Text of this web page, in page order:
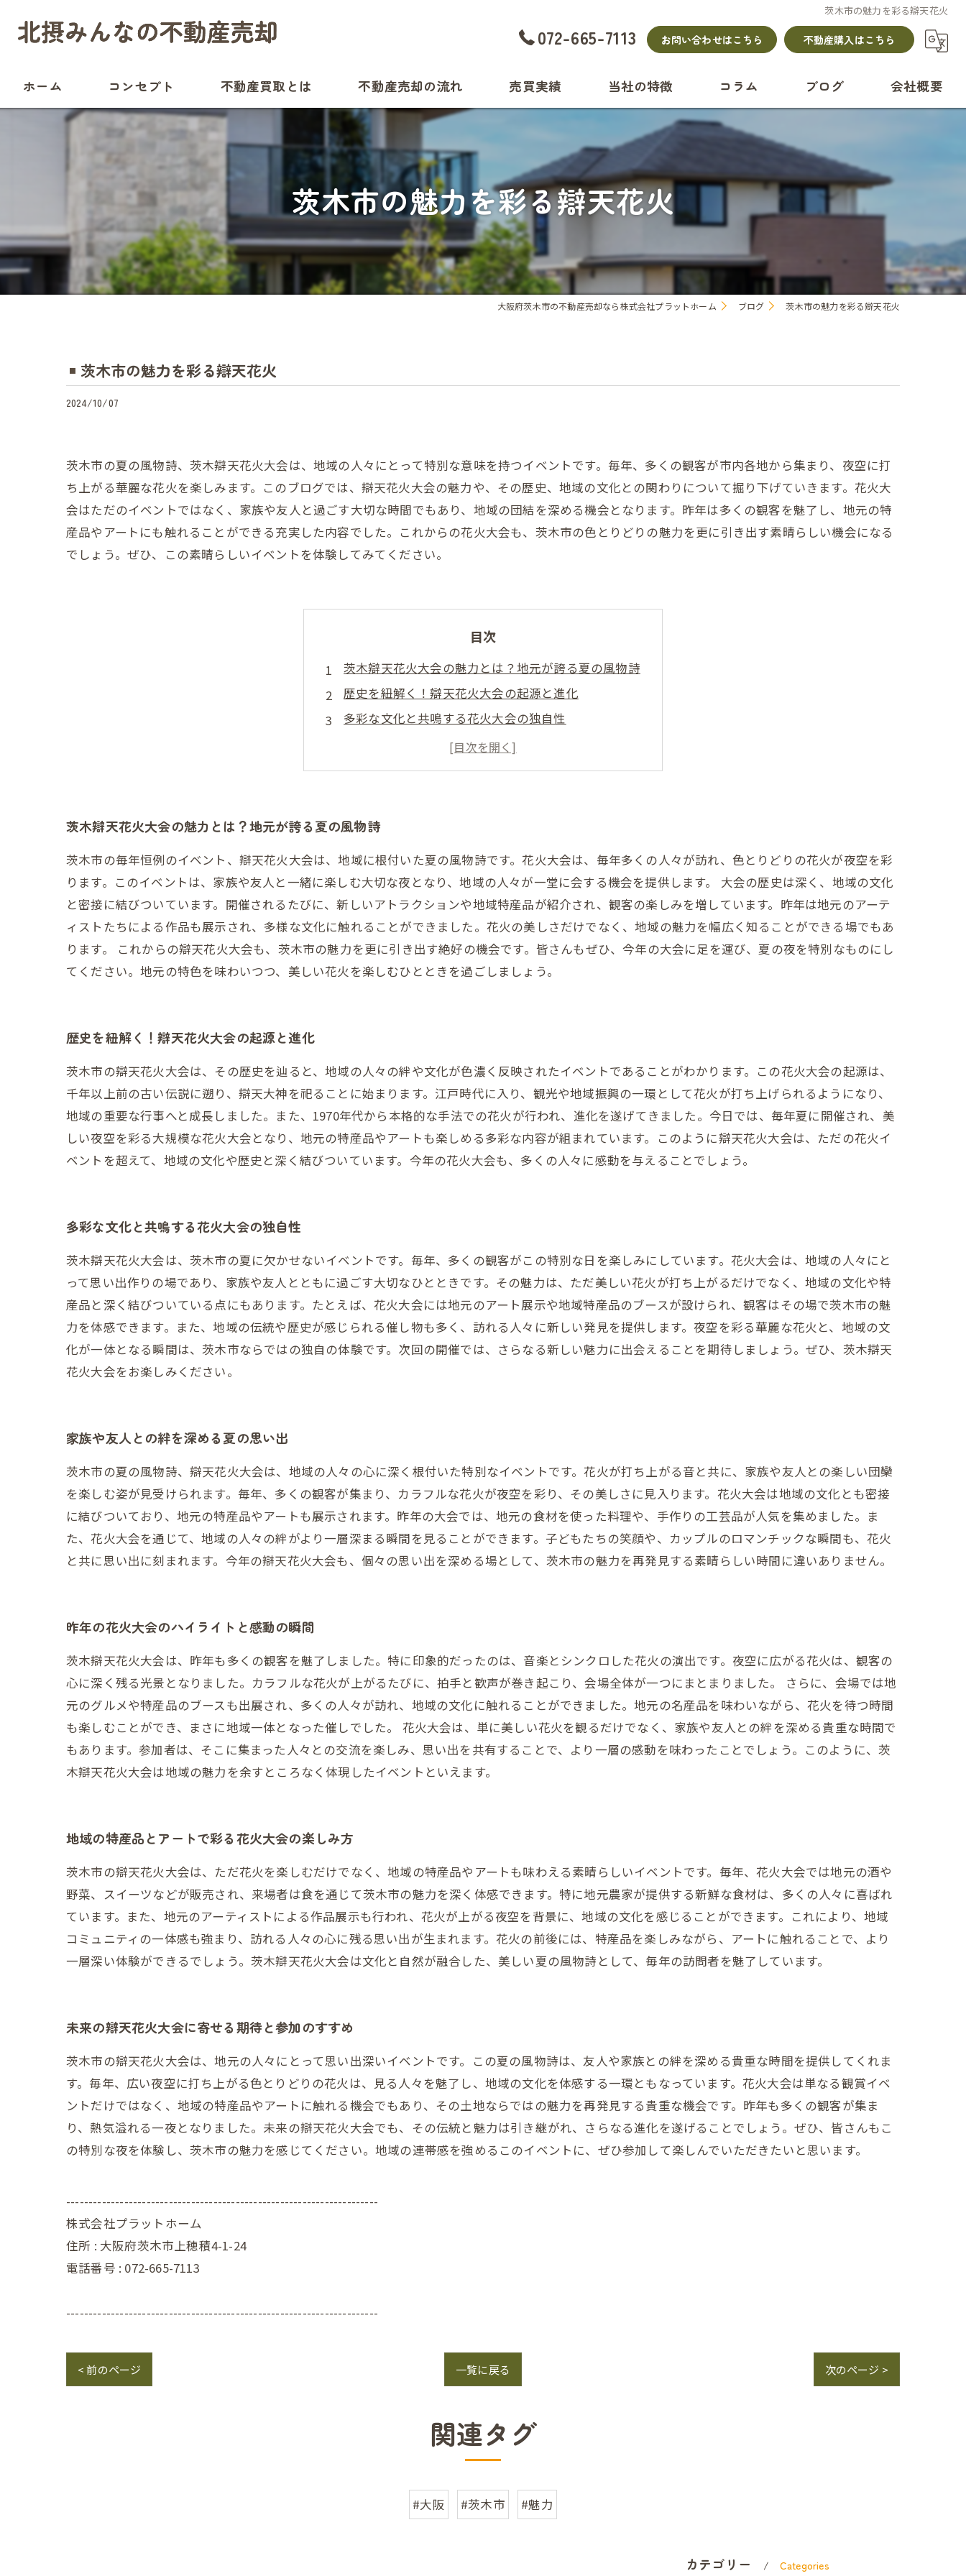
茨木市の魅力を彩る辯天花火
072-665-7113 お問い合わせはこちら 不動産購入はこちら
ホーム コンセプト 不動産買取とは 不動産売却の流れ 売買実績 当社の特徴
中古マンション
中古戸建て
土地
買取
コラム ブログ 会社概要
茨木市の魅力を彩る辯天花火
大阪府茨木市の不動産売却なら株式会社プラットホーム ブログ 茨木市の魅力を彩る辯天花火
茨木市の魅力を彩る辯天花火
2024/10/07
茨木市の夏の風物詩、茨木辯天花火大会は、地域の人々にとって特別な意味を持つイベントです。毎年、多くの観客が市内各地から集まり、夜空に打
ち上がる華麗な花火を楽しみます。このブログでは、辯天花火大会の魅力や、その歴史、地域の文化との関わりについて掘り下げていきます。花火大
会はただのイベントではなく、家族や友人と過ごす大切な時間でもあり、地域の団結を深める機会となります。昨年は多くの観客を魅了し、地元の特
産品やアートにも触れることができる充実した内容でした。これからの花火大会も、茨木市の色とりどりの魅力を更に引き出す素晴らしい機会になる
でしょう。ぜひ、この素晴らしいイベントを体験してみてください。
目次
茨木辯天花火大会の魅力とは？地元が誇る夏の風物詩
歴史を紐解く！辯天花火大会の起源と進化
多彩な文化と共鳴する花火大会の独自性
家族や友人との絆を深める夏の思い出
昨年の花火大会のハイライトと感動の瞬間
未来の辯天花火大会に寄せる期待と参加のすすめ
茨木辯天花火大会の魅力とは？地元が誇る夏の風物詩
茨木市の毎年恒例のイベント、辯天花火大会は、地域に根付いた夏の風物詩です。花火大会は、毎年多くの人々が訪れ、色とりどりの花火が夜空を彩
ります。このイベントは、家族や友人と一緒に楽しむ大切な夜となり、地域の人々が一堂に会する機会を提供します。 大会の歴史は深く、地域の文化
と密接に結びついています。開催されるたびに、新しいアトラクションや地域特産品が紹介され、観客の楽しみを増しています。昨年は地元のアーテ
ィストたちによる作品も展示され、多様な文化に触れることができました。花火の美しさだけでなく、地域の魅力を幅広く知ることができる場でもあ
ります。 これからの辯天花火大会も、茨木市の魅力を更に引き出す絶好の機会です。皆さんもぜひ、今年の大会に足を運び、夏の夜を特別なものにし
てください。地元の特色を味わいつつ、美しい花火を楽しむひとときを過ごしましょう。
歴史を紐解く！辯天花火大会の起源と進化
茨木市の辯天花火大会は、その歴史を辿ると、地域の人々の絆や文化が色濃く反映されたイベントであることがわかります。この花火大会の起源は、
千年以上前の古い伝説に遡り、辯天大神を祀ることに始まります。江戸時代に入り、観光や地域振興の一環として花火が打ち上げられるようになり、
地域の重要な行事へと成長しました。また、1970年代から本格的な手法での花火が行われ、進化を遂げてきました。今日では、毎年夏に開催され、美
しい夜空を彩る大規模な花火大会となり、地元の特産品やアートも楽しめる多彩な内容が組まれています。このように辯天花火大会は、ただの花火イ
ベントを超えて、地域の文化や歴史と深く結びついています。今年の花火大会も、多くの人々に感動を与えることでしょう。
多彩な文化と共鳴する花火大会の独自性
茨木辯天花火大会は、茨木市の夏に欠かせないイベントです。毎年、多くの観客がこの特別な日を楽しみにしています。花火大会は、地域の人々にと
って思い出作りの場であり、家族や友人とともに過ごす大切なひとときです。その魅力は、ただ美しい花火が打ち上がるだけでなく、地域の文化や特
産品と深く結びついている点にもあります。たとえば、花火大会には地元のアート展示や地域特産品のブースが設けられ、観客はその場で茨木市の魅
力を体感できます。また、地域の伝統や歴史が感じられる催し物も多く、訪れる人々に新しい発見を提供します。夜空を彩る華麗な花火と、地域の文
化が一体となる瞬間は、茨木市ならではの独自の体験です。次回の開催では、さらなる新しい魅力に出会えることを期待しましょう。ぜひ、茨木辯天
花火大会をお楽しみください。
家族や友人との絆を深める夏の思い出
茨木市の夏の風物詩、辯天花火大会は、地域の人々の心に深く根付いた特別なイベントです。花火が打ち上がる音と共に、家族や友人との楽しい団欒
を楽しむ姿が見受けられます。毎年、多くの観客が集まり、カラフルな花火が夜空を彩り、その美しさに見入ります。花火大会は地域の文化とも密接
に結びついており、地元の特産品やアートも展示されます。昨年の大会では、地元の食材を使った料理や、手作りの工芸品が人気を集めました。ま
た、花火大会を通じて、地域の人々の絆がより一層深まる瞬間を見ることができます。子どもたちの笑顔や、カップルのロマンチックな瞬間も、花火
と共に思い出に刻まれます。今年の辯天花火大会も、個々の思い出を深める場として、茨木市の魅力を再発見する素晴らしい時間に違いありません。
昨年の花火大会のハイライトと感動の瞬間
茨木辯天花火大会は、昨年も多くの観客を魅了しました。特に印象的だったのは、音楽とシンクロした花火の演出です。夜空に広がる花火は、観客の
心に深く残る光景となりました。カラフルな花火が上がるたびに、拍手と歓声が巻き起こり、会場全体が一つにまとまりました。 さらに、会場では地
元のグルメや特産品のブースも出展され、多くの人々が訪れ、地域の文化に触れることができました。地元の名産品を味わいながら、花火を待つ時間
も楽しむことができ、まさに地域一体となった催しでした。 花火大会は、単に美しい花火を観るだけでなく、家族や友人との絆を深める貴重な時間で
もあります。参加者は、そこに集まった人々との交流を楽しみ、思い出を共有することで、より一層の感動を味わったことでしょう。このように、茨
木辯天花火大会は地域の魅力を余すところなく体現したイベントといえます。
地域の特産品とアートで彩る花火大会の楽しみ方
茨木市の辯天花火大会は、ただ花火を楽しむだけでなく、地域の特産品やアートも味わえる素晴らしいイベントです。毎年、花火大会では地元の酒や
野菜、スイーツなどが販売され、来場者は食を通じて茨木市の魅力を深く体感できます。特に地元農家が提供する新鮮な食材は、多くの人々に喜ばれ
ています。また、地元のアーティストによる作品展示も行われ、花火が上がる夜空を背景に、地域の文化を感じることができます。これにより、地域
コミュニティの一体感も強まり、訪れる人々の心に残る思い出が生まれます。花火の前後には、特産品を楽しみながら、アートに触れることで、より
一層深い体験ができるでしょう。茨木辯天花火大会は文化と自然が融合した、美しい夏の風物詩として、毎年の訪問者を魅了しています。
未来の辯天花火大会に寄せる期待と参加のすすめ
茨木市の辯天花火大会は、地元の人々にとって思い出深いイベントです。この夏の風物詩は、友人や家族との絆を深める貴重な時間を提供してくれま
す。毎年、広い夜空に打ち上がる色とりどりの花火は、見る人々を魅了し、地域の文化を体感する一環ともなっています。花火大会は単なる観賞イベ
ントだけではなく、地域の特産品やアートに触れる機会でもあり、その土地ならではの魅力を再発見する貴重な機会です。昨年も多くの観客が集ま
り、熱気溢れる一夜となりました。未来の辯天花火大会でも、その伝統と魅力は引き継がれ、さらなる進化を遂げることでしょう。ぜひ、皆さんもこ
の特別な夜を体験し、茨木市の魅力を感じてください。地域の連帯感を強めるこのイベントに、ぜひ参加して楽しんでいただきたいと思います。
----------------------------------------------------------------------
株式会社プラットホーム
住所 : 大阪府茨木市上穂積4-1-24
電話番号 : 072-665-7113
----------------------------------------------------------------------
< 前のページ 一覧に戻る 次のページ >
関連タグ
#大阪 #茨木市 #魅力
カテゴリー Categories